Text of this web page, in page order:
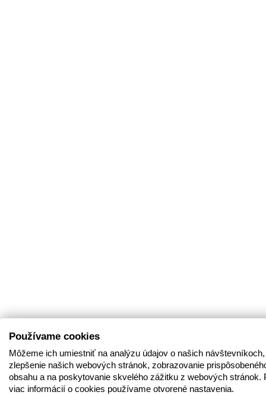
Používame cookies
Môžeme ich umiestniť na analýzu údajov o našich
zlepšenie našich webových stránok, zobrazovanie
obsahu a na poskytovanie skvelého zážitku z webových stránok.
viac informácií o cookies používame otvorené nastavenia.